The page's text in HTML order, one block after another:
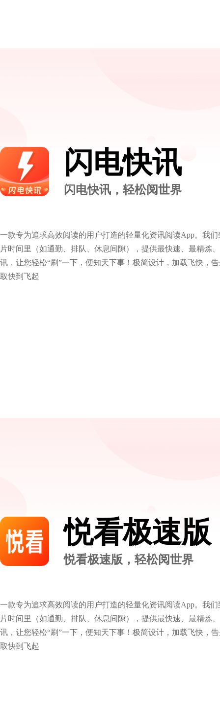
闪电快讯
闪电快讯，轻松阅世界
一款专为追求高效阅读的用户打造的轻量化资讯阅读App。我
片时间里（如通勤、排队、休息间隙），提供最快速、最精炼
讯，让您轻松“刷”一下，便知天下事！极简设计，加载飞快，
取快到飞起
悦看极速版
悦看极速版，轻松阅世界
一款专为追求高效阅读的用户打造的轻量化资讯阅读App。我
片时间里（如通勤、排队、休息间隙），提供最快速、最精炼
讯，让您轻松“刷”一下，便知天下事！极简设计，加载飞快，
取快到飞起